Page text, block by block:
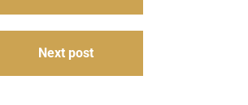
Next post